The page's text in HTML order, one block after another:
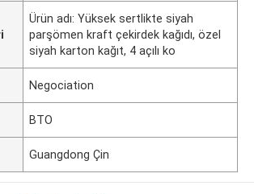
Ürün adı: Yüksek sertlikte siyah
parşömen kraft çekirdek kağıdı, özel
siyah karton kağıt, 4 açılı ko
Negociation
BTO
Guangdong Çin